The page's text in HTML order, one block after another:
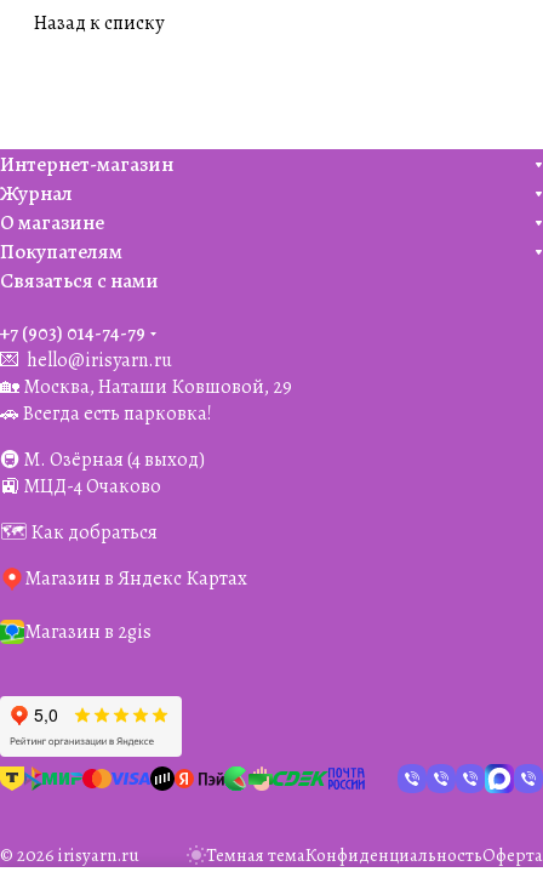
Назад к списку
Интернет-магазин
Журнал
О магазине
Покупателям
Связаться с нами
+7 (903) 014-74-79‬
💌 hello@irisyarn.ru
🏡 Москва, Наташи Ковшовой, 29
🚗 Всегда есть парковка!
🚇 М. Озёрная (4 выход)
🚉 МЦД-4 Очаково
🗺️ Как добраться
Магазин в Яндекс Картах
Магазин в 2gis
© 2026 irisyarn.ru Темная темаКонфиденциальностьОферта